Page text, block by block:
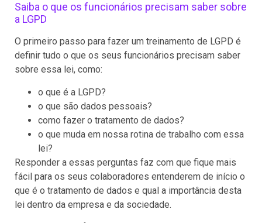
Saiba o que os funcionários precisam saber sobre
a LGPD
O primeiro passo para fazer um treinamento de LGPD é
definir tudo o que os seus funcionários precisam saber
sobre essa lei, como:
o que é a LGPD?
o que são dados pessoais?
como fazer o tratamento de dados?
o que muda em nossa rotina de trabalho com essa
lei?
Responder a essas perguntas faz com que fique mais
fácil para os seus colaboradores entenderem de início o
que é o tratamento de dados e qual a importância desta
lei dentro da empresa e da sociedade.